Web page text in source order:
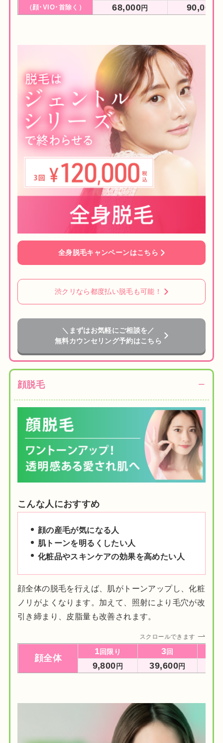
（顔･VIO･首除く） 68,000円 90,000
全身脱毛キャンペーンはこちら
渋クリなら都度払い脱毛も可能！
＼まずはお気軽にご相談を／
無料カウンセリング予約はこちら
顔脱毛
こんな人におすすめ
顔の産毛が気になる人
肌トーンを明るくしたい人
化粧品やスキンケアの効果を高めたい人
顔全体の脱毛を行えば、肌がトーンアップし、化粧
ノリがよくなります。加えて、照射により毛穴が改
引き締まり、皮脂量も改善されます。
スクロールできます
顔全体
1回限り 3回
9,800 円 39,600円